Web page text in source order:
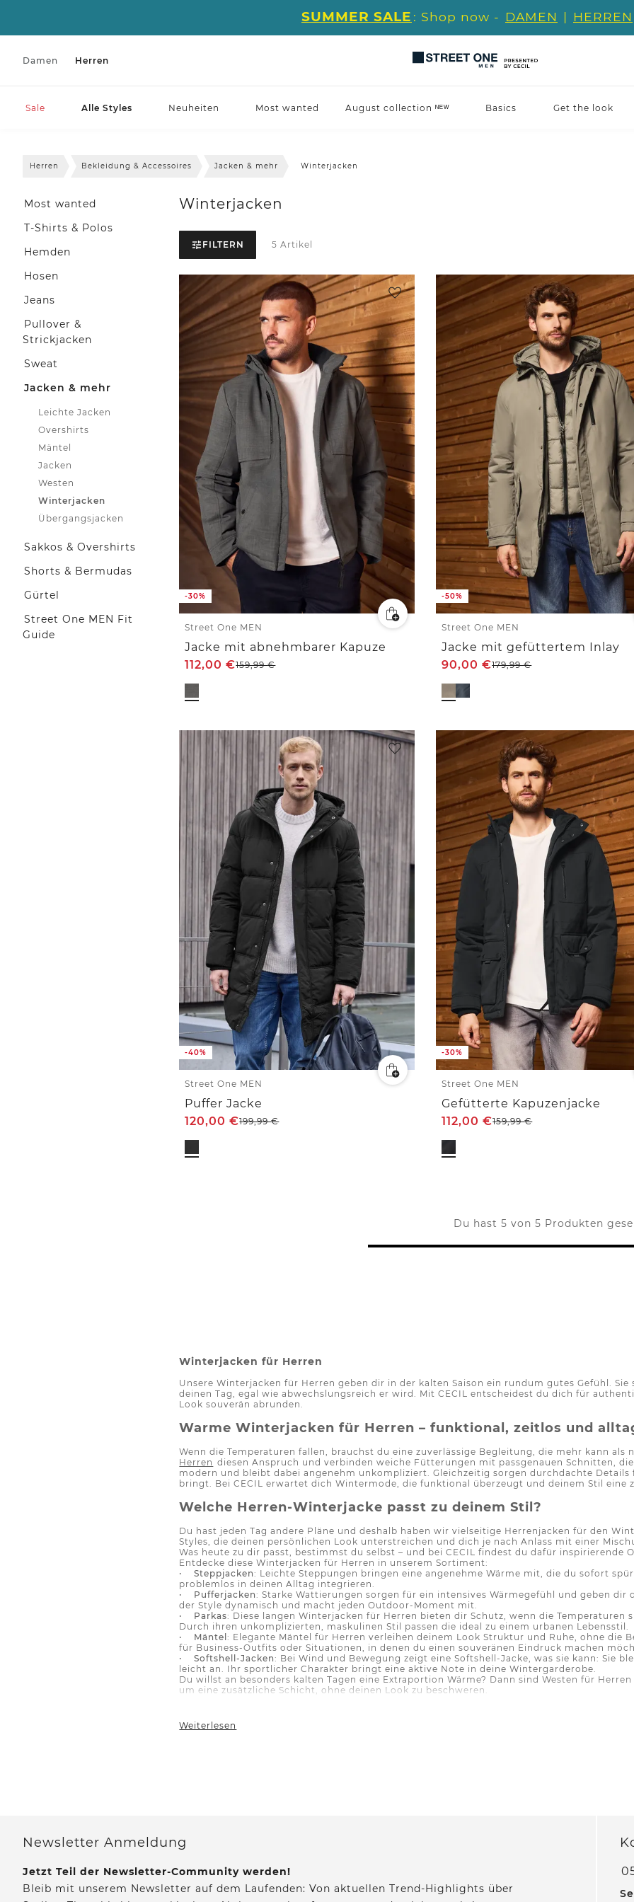
SUMMER SALE : Shop now - DAMEN | HERREN
Damen Herren
Sale Alle Styles Neuheiten Most wanted August collection ᴺᴱᵂ Basics Get the look
Herren Bekleidung & Accessoires Jacken & mehr Winterjacken
Most wanted
T-Shirts & Polos
Hemden
Hosen
Jeans
Pullover &
Strickjacken
Sweat
Jacken & mehr
Leichte Jacken
Overshirts
Mäntel
Jacken
Westen
Winterjacken
Übergangsjacken
Sakkos & Overshirts
Shorts & Bermudas
Gürtel
Street One MEN Fit
Guide
Winterjacken
FILTERN 5 Artikel
-30%
Street One MEN
Jacke mit abnehmbarer Kapuze
112,00€159,99€
-50%
Street One MEN
Jacke mit gefüttertem Inlay
90,00€179,99€
-40%
Street One MEN
Puffer Jacke
120,00€199,99€
-30%
Street One MEN
Gefütterte Kapuzenjacke
112,00€159,99€
Du hast 5 von 5 Produkten
Winterjacken für Herren
Unsere Winterjacken für Herren geben dir in der kalten Saison ein rundum gutes Gefühl.
deinen Tag, egal wie abwechslungsreich er wird. Mit CECIL entscheidest du dich für
Look souverän abrunden.
Warme Winterjacken für Herren – funktional, zeitlos und
Wenn die Temperaturen fallen, brauchst du eine zuverlässige Begleitung, die mehr kann
Herren diesen Anspruch und verbinden weiche Fütterungen mit passgenauen Schnitten,
modern und bleibt dabei angenehm unkompliziert. Gleichzeitig sorgen durchdachte
bringt. Bei CECIL erwartet dich Wintermode, die funktional überzeugt und deinem Stil eine
Welche Herren-Winterjacke passt zu deinem Stil?
Du hast jeden Tag andere Pläne und deshalb haben wir vielseitige Herrenjacken für den
Styles, die deinen persönlichen Look unterstreichen und dich je nach Anlass mit einer
Was heute zu dir passt, bestimmst du selbst – und bei CECIL findest du dafür inspirierende
Entdecke diese Winterjacken für Herren in unserem Sortiment:
•Steppjacken: Leichte Steppungen bringen eine angenehme Wärme mit, die du sofort
problemlos in deinen Alltag integrieren.
• Pufferjacken: Starke Wattierungen sorgen für ein intensives Wärmegefühl und geben
der Style dynamisch und macht jeden Outdoor-Moment mit.
• Parkas: Diese langen Winterjacken für Herren bieten dir Schutz, wenn die Temperaturen
Durch ihren unkomplizierten, maskulinen Stil passen die ideal zu einem urbanen Lebensstil.
• Mäntel: Elegante Mäntel für Herren verleihen deinem Look Struktur und Ruhe, ohne die
für Business-Outfits oder Situationen, in denen du einen souveränen Eindruck machen
•Softshell-Jacken: Bei Wind und Bewegung zeigt eine Softshell-Jacke, was sie kann: Sie
leicht an. Ihr sportlicher Charakter bringt eine aktive Note in deine Wintergarderobe.
Du willst an besonders kalten Tagen eine Extraportion Wärme? Dann sind Westen für
um eine zusätzliche Schicht, ohne deinen Look zu beschweren.
Die Fütterung bestimmt, wie gut deine Herrenjacke dich durch den Winter bringt. Deshalb
Temperaturen abgestimmt sind. Leichtere Varianten eignen sich für milde Phasen und
warm. Jede Fütterung verteilt sich gleichmäßig, damit nichts aufträgt und du dich frei
Weiterlesen
Newsletter Anmeldung
Jetzt Teil der Newsletter-Community werden!
Bleib mit unserem Newsletter auf dem Laufenden: Von aktuellen Trend-Highlights über